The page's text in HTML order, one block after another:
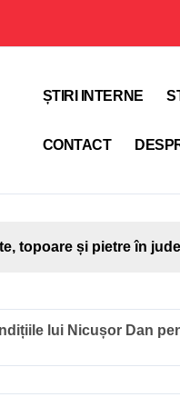
ȘTIRI INTERNE
CONTACT
topoare și pietre în
lui Nicușor Dan